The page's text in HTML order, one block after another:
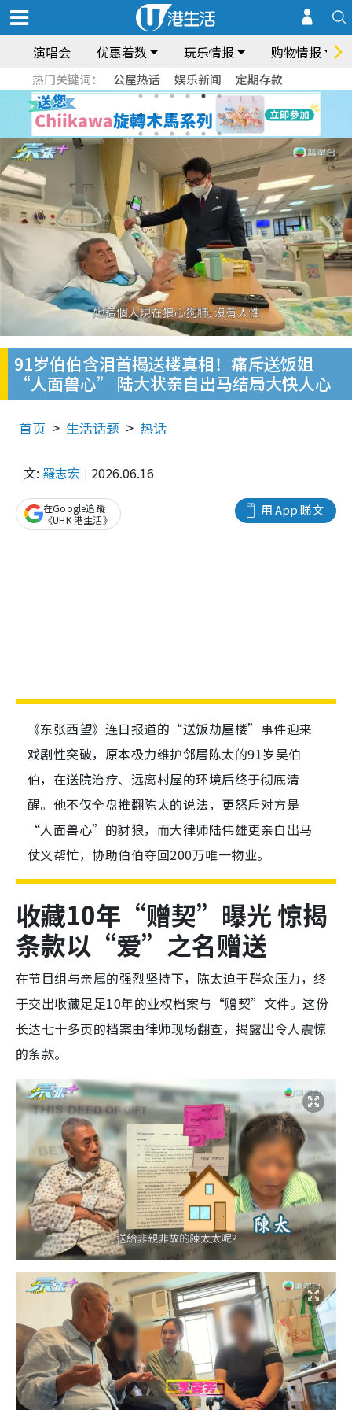
演唱会 优惠着数 玩乐情报 购物情报
热门关键词： 公屋热话 娱乐新闻 定期存款
91岁伯伯含泪首揭送楼真相！痛斥送饭姐
“人面兽心” 陆大状亲自出马结局大快人心
首页 生活话题 热话
文: 羅志宏 2026.06.16
用 App 睇文
在Google追蹤
《UHK 港生活》
《东张西望》连日报道的“送饭劫屋楼”事件迎来
戏剧性突破，原本极力维护邻居陈太的91岁吴伯
伯，在送院治疗、远离村屋的环境后终于彻底清
醒。他不仅全盘推翻陈太的说法，更怒斥对方是
“人面兽心”的豺狼，而大律师陆伟雄更亲自出马
仗义帮忙，协助伯伯夺回200万唯一物业。
收藏10年“赠契”曝光 惊揭
条款以“爱”之名赠送
在节目组与亲属的强烈坚持下，陈太迫于群众压力，终
于交出收藏足足10年的业权档案与“赠契”文件。这份
长达七十多页的档案由律师现场翻查，揭露出令人震惊
的条款。